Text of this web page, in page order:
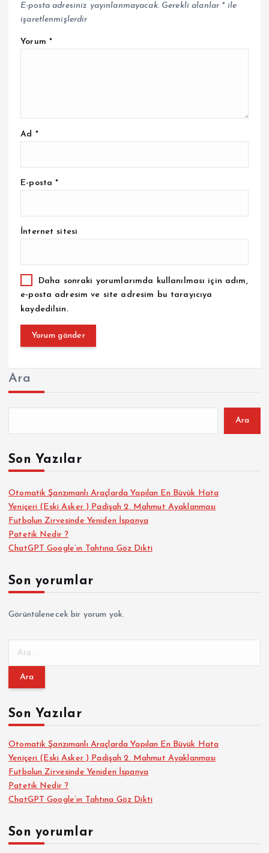
E-posta adresiniz yayınlanmayacak. Gerekli alanlar *ile
işaretlenmişlerdir
Yorum *
Ad *
E-posta*
İnternet sitesi
Daha sonraki yorumlarımda kullanılması için adım,
e-posta adresim ve site adresim bu tarayıcıya
kaydedilsin.
Ara
Ara
Son Yazılar
Otomatik Şanzımanlı Araçlarda Yapılan En Büyük Hata
Yeniçeri (Eski Asker ) Padişah 2. Mahmut Ayaklanması
Futbolun Zirvesinde Yeniden İspanya
Patetik Nedir ?
ChatGPT Google’ın Tahtına Göz Dikti
Son yorumlar
Görüntülenecek bir yorum yok.
m
:Son Yazılar
Otomatik Şanzımanlı Araçlarda Yapılan En Büyük Hata
Yeniçeri (Eski Asker ) Padişah 2. Mahmut Ayaklanması
Futbolun Zirvesinde Yeniden İspanya
Patetik Nedir ?
ChatGPT Google’ın Tahtına Göz Dikti
Son yorumlar